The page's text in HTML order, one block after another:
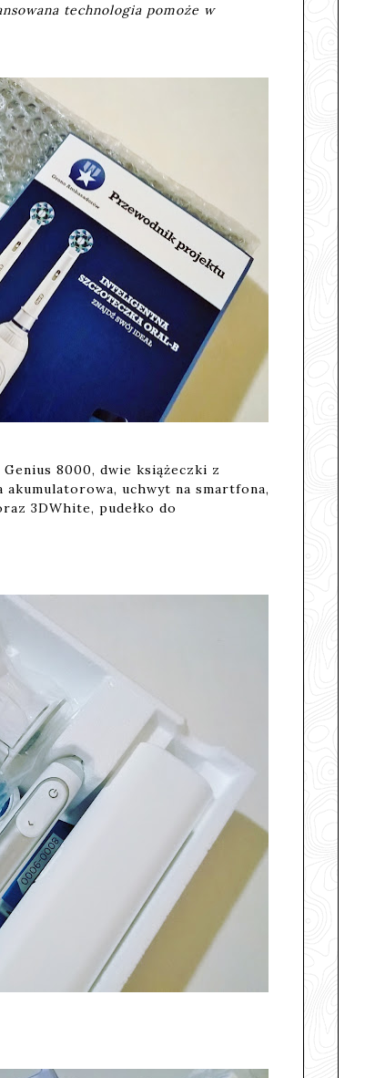
technologia pomoże w
8000, dwie książeczki z
uchwyt na smartfona,
3DWhite, pudełko do